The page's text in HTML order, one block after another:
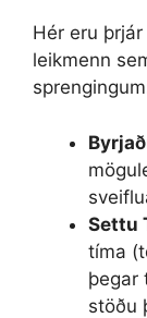
Hér eru
leikmenn
Settu
tíma
þegar
stöðu